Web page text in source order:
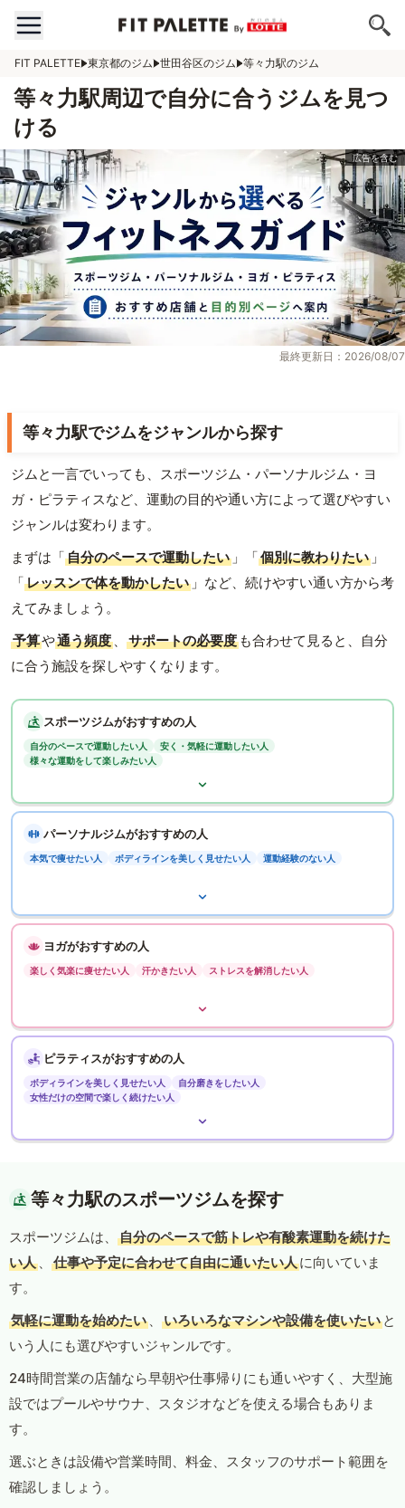
FIT PALETTE 東京都のジム 世田谷区のジム 等々力駅のジム
等々力駅周辺で自分に合うジムを見つ
ける
最終更新日：2026/08/07
等々力駅でジムをジャンルから探す
ジムと一言でいっても、スポーツジム・パーソナルジム・ヨ
ガ・ピラティスなど、運動の目的や通い方によって選びやすい
ジャンルは変わります。
まずは「自分のペースで運動したい 」「個別に教わりたい 」
「レッスンで体を動かしたい 」など、続けやすい通い方から考
えてみましょう。
予算や通う頻度 、 サポートの必要度 も合わせて見ると、自分
に合う施設を探しやすくなります。
スポーツジムがおすすめの人
自分のペースで運動したい人
安く・気軽に運動したい人
様々な運動をして楽しみたい人
パーソナルジムがおすすめの人
本気で痩せたい人 ボディラインを美しく見せたい人 運動経験のない人
ヨガがおすすめの人
楽しく気楽に痩せたい人 汗かきたい人 ストレスを解消したい人
ピラティスがおすすめの人
ボディラインを美しく見せたい人
自分磨きをしたい人
女性だけの空間で楽しく続けたい人
等々力駅のスポーツジムを探す
スポーツジムは、
自分のペースで筋トレや有酸素運動を続けた
い人 、 仕事や予定に合わせて自由に通いたい人に向いていま
す。
気軽に運動を始めたい 、 いろいろなマシンや設備を使いたい と
いう人にも選びやすいジャンルです。
24時間営業の店舗なら早朝や仕事帰りにも通いやすく、大型施
設ではプールやサウナ、スタジオなどを使える場合もありま
す。
選ぶときは設備や営業時間、料金、スタッフのサポート範囲を
確認しましょう。